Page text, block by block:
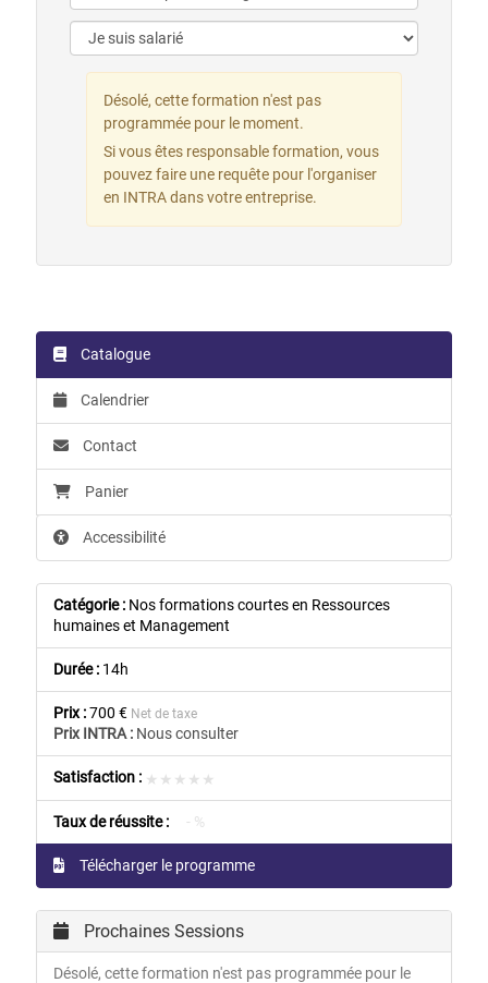
Désolé, cette formation n'est pas
programmée pour le moment.
Si vous êtes responsable formation, vous
pouvez faire une requête pour l'organiser
en INTRA dans votre entreprise.
Catalogue
Calendrier
Contact
Panier
Accessibilité
Catégorie : Nos formations courtes en Ressources
humaines et Management
Durée :14h
Prix :700 € Net de taxe
Prix INTRA :Nous consulter
Satisfaction : ★★★★★
★★★★★
Taux de réussite : - %
Télécharger le programme
Prochaines Sessions
Désolé, cette formation n'est pas programmée pour le